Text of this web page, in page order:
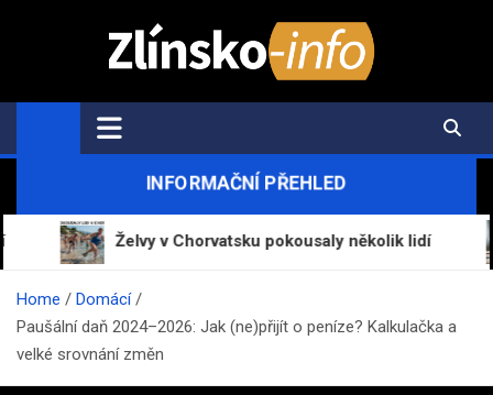
Zlínsko-Info.cz
Aktuální informace z regionu a zpravodajství
INFORMAČNÍ PŘEHLED
Želvy v Chorvatsku pokousaly několik lidí
Home
Domácí
Paušální daň 2024–2026: Jak (ne)přijít o peníze? Kalkulačka a
velké srovnání změn